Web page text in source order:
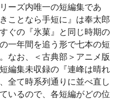
ーズ内唯一の短編集であ
ことなら手短に』は奉太郎
ぐの『氷菓』と同じ時期の
一年間を追う形で七本の短
なお、＜古典部＞アニメ版
編集未収録の『連峰は晴れ
全て時系列通りに並べ直し
いるので、各短編がどの位